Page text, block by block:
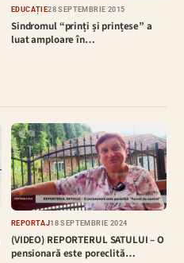
EDUCAȚIE28 SEPTEMBRIE 2015
Sindromul “prinți și prințese” a
luat amploare în…
REPORTAJ18 SEPTEMBRIE 2024
(VIDEO) REPORTERUL SATULUI – O
pensionară este poreclită…